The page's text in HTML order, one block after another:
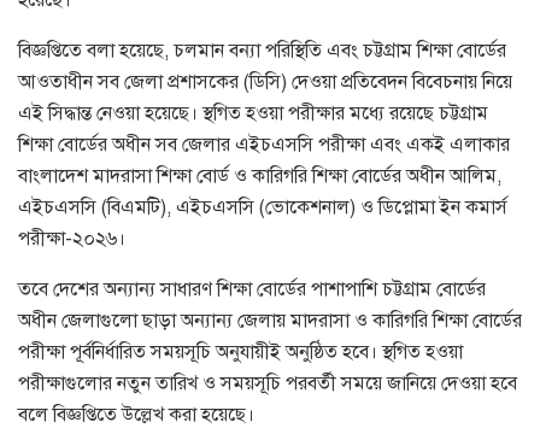
বিজ্ঞপ্তিতে বলা হয়েছে, চলমান বন্যা পরিস্থিতি এবং চট্টগ্রাম শিক্ষা বোর্ডের
আওতাধীন সব জেলা প্রশাসকের (ডিসি) দেওয়া প্রতিবেদন বিবেচনায় নিয়ে
এই সিদ্ধান্ত নেওয়া হয়েছে। স্থগিত হওয়া পরীক্ষার মধ্যে রয়েছে চট্টগ্রাম
শিক্ষা বোর্ডের অধীন সব জেলার এইচএসসি পরীক্ষা এবং একই এলাকার
বাংলাদেশ মাদরাসা শিক্ষা বোর্ড ও কারিগরি শিক্ষা বোর্ডের অধীন আলিম,
এইচএসসি (বিএমটি), এইচএসসি (ভোকেশনাল) ও ডিপ্লোমা ইন কমার্স
পরীক্ষা-২০২৬।
তবে দেশের অন্যান্য সাধারণ শিক্ষা বোর্ডের পাশাপাশি চট্টগ্রাম বোর্ডের
অধীন জেলাগুলো ছাড়া অন্যান্য জেলায় মাদরাসা ও কারিগরি শিক্ষা বোর্ডের
পরীক্ষা পূর্বনির্ধারিত সময়সূচি অনুযায়ীই অনুষ্ঠিত হবে। স্থগিত হওয়া
পরীক্ষাগুলোর নতুন তারিখ ও সময়সূচি পরবর্তী সময়ে জানিয়ে দেওয়া হবে
বলে বিজ্ঞপ্তিতে উল্লেখ করা হয়েছে।